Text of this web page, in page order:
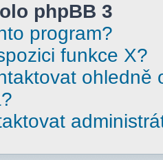
phpBB 3
program?
funkce X?